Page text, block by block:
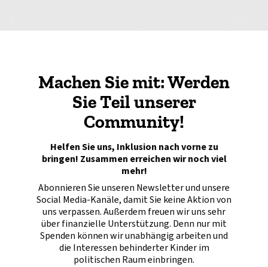
Machen Sie mit: Werden
Sie Teil unserer
Community!
Helfen Sie uns, Inklusion nach vorne zu
bringen! Zusammen erreichen wir noch viel
mehr!
Abonnieren Sie unseren Newsletter und unsere
Social Media-Kanäle, damit Sie keine Aktion von
uns verpassen. Außerdem freuen wir uns sehr
über finanzielle Unterstützung. Denn nur mit
Spenden können wir unabhängig arbeiten und
die Interessen behinderter Kinder im
politischen Raum einbringen.